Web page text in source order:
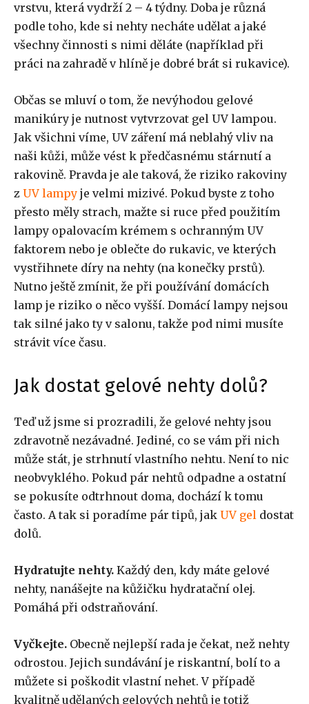
vrstvu, která vydrží 2 – 4 týdny. Doba je různá
podle toho, kde si nehty necháte udělat a jaké
všechny činnosti s nimi děláte (například při
práci na zahradě v hlíně je dobré brát si rukavice).
Občas se mluví o tom, že nevýhodou gelové
manikúry je nutnost vytvrzovat gel UV lampou.
Jak všichni víme, UV záření má neblahý vliv na
naši kůži, může vést k předčasnému stárnutí a
rakovině. Pravda je ale taková, že riziko rakoviny
z UV lampy je velmi mizivé. Pokud byste z toho
přesto měly strach, mažte si ruce před použitím
lampy opalovacím krémem s ochranným UV
faktorem nebo je oblečte do rukavic, ve kterých
vystřihnete díry na nehty (na konečky prstů).
Nutno ještě zmínit, že při používání domácích
lamp je riziko o něco vyšší. Domácí lampy nejsou
tak silné jako ty v salonu, takže pod nimi musíte
strávit více času.
Jak dostat gelové nehty dolů?
Teď už jsme si prozradili, že gelové nehty jsou
zdravotně nezávadné. Jediné, co se vám při nich
může stát, je strhnutí vlastního nehtu. Není to nic
neobvyklého. Pokud pár nehtů odpadne a ostatní
se pokusíte odtrhnout doma, dochází k tomu
často. A tak si poradíme pár tipů, jak UV gel dostat
dolů.
Hydratujte nehty. Každý den, kdy máte gelové
nehty, nanášejte na kůžičku hydratační olej.
Pomáhá při odstraňování.
Vyčkejte. Obecně nejlepší rada je čekat, než nehty
odrostou. Jejich sundávání je riskantní, bolí to a
můžete si poškodit vlastní nehet. V případě
kvalitně udělaných gelových nehtů je totiž